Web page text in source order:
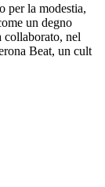
per la modestia,
un degno
collaborato, nel
Beat, un cult